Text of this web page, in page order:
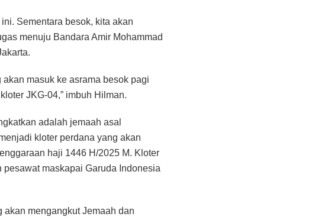
Sementara besok, kita akan
menuju Bandara Amir Mohammad
masuk ke asrama besok pagi
JKG-04,” imbuh Hilman.
adalah jemaah asal
kloter perdana yang akan
haji 1446 H/2025 M. Kloter
maskapai Garuda Indonesia
mengangkut Jemaah dan